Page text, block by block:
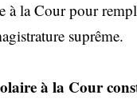
à la Cour pour
suprême.
à la Cour